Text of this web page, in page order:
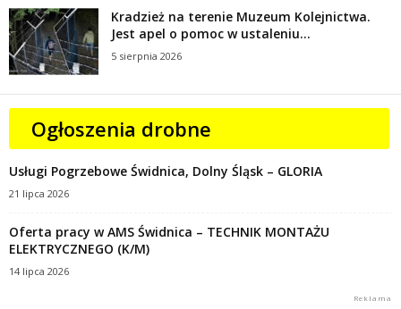
Kradzież na terenie Muzeum Kolejnictwa.
Jest apel o pomoc w ustaleniu...
5 sierpnia 2026
Ogłoszenia drobne
Usługi Pogrzebowe Świdnica, Dolny Śląsk – GLORIA
21 lipca 2026
Oferta pracy w AMS Świdnica – TECHNIK MONTAŻU
ELEKTRYCZNEGO (K/M)
14 lipca 2026